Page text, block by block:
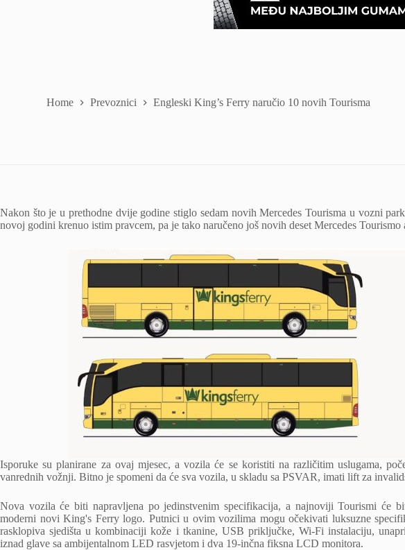
Home Prevoznici Engleski King’s Ferry naručio 10 novih Tourisma
Nakon što je u prethodne dvije godine stiglo sedam novih Mercedes Tourisma u vozni
novoj godini krenuo istim pravcem, pa je tako naručeno još novih deset Mercedes Tourismo
Isporuke su planirane za ovaj mjesec, a vozila će se koristiti na različitim uslugama,
vanrednih vožnji. Bitno je spomeni da će sva vozila, u skladu sa PSVAR, imati lift za
Nova vozila će biti napravljena po jedinstvenim specifikacija, a najnoviji Tourismi će
moderni novi King's Ferry logo. Putnici u ovim vozilima mogu očekivati luksuzne
rasklopiva sjedišta u kombinaciji kože i tkanine, USB priključke, Wi-Fi instalaciju,
iznad glave sa ambijentalnom LED rasvjetom i dva 19-inčna fiksna LCD monitora.